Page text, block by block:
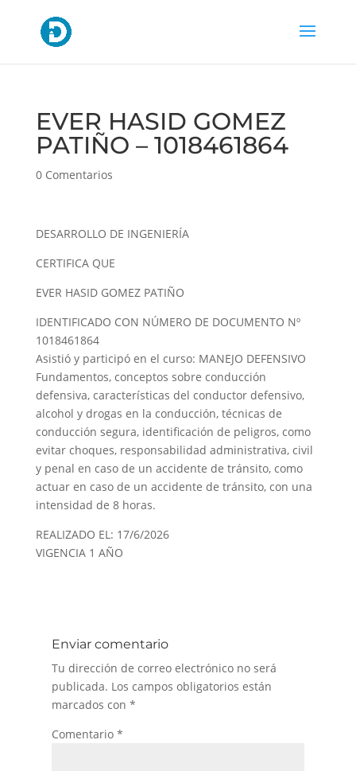
EVER HASID GOMEZ
PATIÑO – 1018461864
0 Comentarios
DESARROLLO DE INGENIERÍA
CERTIFICA QUE
EVER HASID GOMEZ PATIÑO
IDENTIFICADO CON NÚMERO DE DOCUMENTO Nº
1018461864
Asistió y participó en el curso: MANEJO DEFENSIVO
Fundamentos, conceptos sobre conducción
defensiva, características del conductor defensivo,
alcohol y drogas en la conducción, técnicas de
conducción segura, identificación de peligros, como
evitar choques, responsabilidad administrativa, civil
y penal en caso de un accidente de tránsito, como
actuar en caso de un accidente de tránsito, con una
intensidad de 8 horas.
REALIZADO EL: 17/6/2026
VIGENCIA 1 AÑO
Enviar comentario
Tu dirección de correo electrónico no será
publicada. Los campos obligatorios están
marcados con *
Comentario *